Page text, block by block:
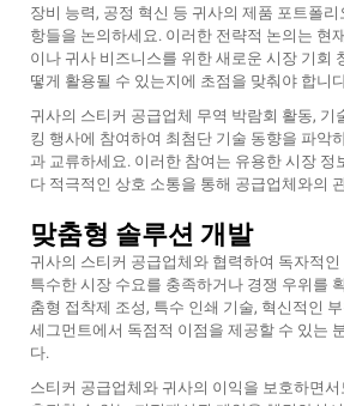
장비 능력, 공정 혁신 등 귀사의 제품 포트폴
항들을 논의하세요. 이러한 전략적 논의는 현
이나 귀사 비즈니스를 위한 새로운 시장 기회
떻게 활용될 수 있는지에 초점을 맞춰야 합니
귀사의 스티커 공급업체 무역 박람회 활동, 기
킹 행사에 참여하여 최첨단 기술 동향을 파악
과 교류하세요. 이러한 참여는 유용한 시장 정
다 적극적인 상호 소통을 통해 공급업체와의
맞춤형 솔루션 개발
귀사의 스티커 공급업체와 협력하여 독자적
특수한 시장 수요를 충족하거나 경쟁 우위를
춤형 접착제 조성, 특수 인쇄 기술, 혁신적인
세그먼트에서 독점적 이점을 제공할 수 있는
다.
스티커 공급업체와 귀사의 이익을 보호하면